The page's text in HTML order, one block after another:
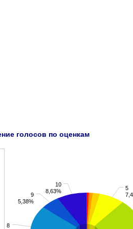
голосов по оценкам
10
8,63%
9
5,38%
8
5